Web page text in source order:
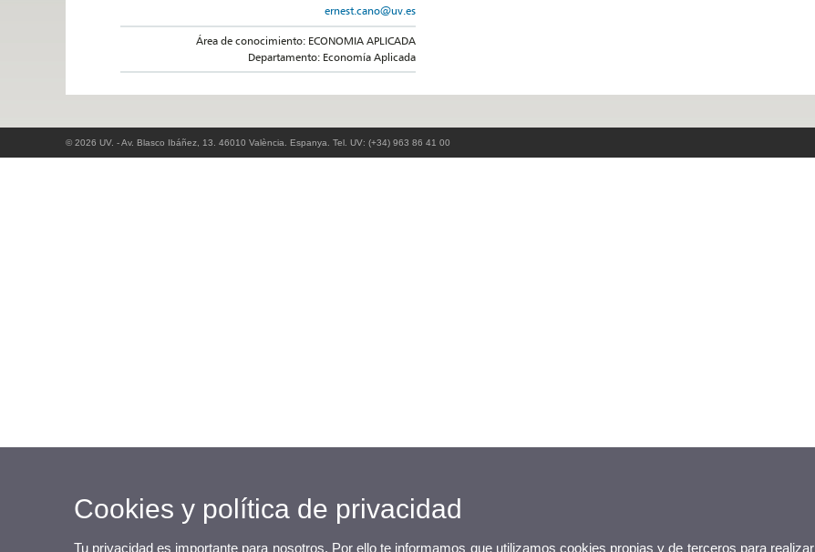
ernest.cano@uv.es
Área de conocimiento: ECONOMIA APLICADA
Departamento: Economía Aplicada
© 2026 UV. - Av. Blasco Ibáñez, 13. 46010 València. Espanya. Tel. UV: (+34) 963 86 41 00
Cookies y política de privacidad
Tu privacidad es importante para nosotros. Por ello te informamos que utilizamos cookies propias y de terceros para realizar